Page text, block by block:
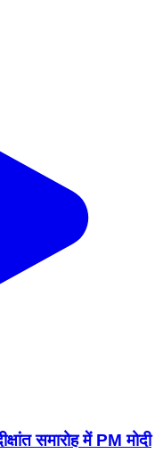
समारोह में PM मोदी